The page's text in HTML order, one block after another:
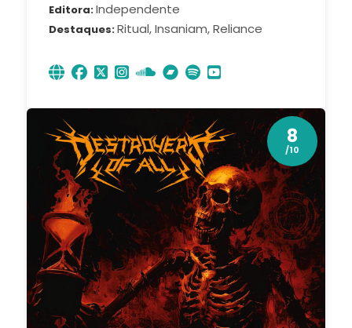
Editora Independente
Destaques Ritual, Insaniam, Reliance
8
/10